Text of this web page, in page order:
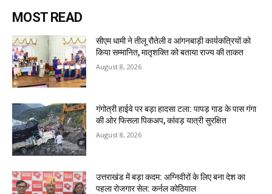
MOST READ
सीएम धामी ने तीलू रौतेली व आंगनबाड़ी कार्यकत्रियों को
किया सम्मानित, मातृशक्ति को बताया राज्य की ताकत
August 8, 2026
गंगोत्री हाईवे पर बड़ा हादसा टला: पापड़ गाड के पास गंगा
की ओर फिसला पिकअप, कांवड़ यात्री सुरक्षित
August 8, 2026
उत्तराखंड में बड़ा कदम: अग्निवीरों के लिए बना देश का
पहला रोजगार सेल: कर्नल कोठियाल